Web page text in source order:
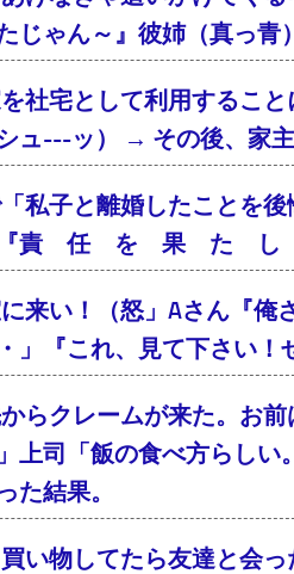
じゃん～』彼姉（真っ青
社宅として利用するこ
ュ---ッ） → その後、家
私子と離婚したことを
『責 任 を 果 た
来い！（怒」Aさん『俺
」『これ、見て下さい
らクレームが来た。お
上司「飯の食べ方らし
た結果。
い物してたら友達と会